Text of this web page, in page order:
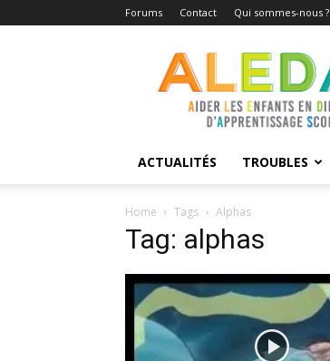
Forums Contact Qui sommes-nous ?
Aledas
ACTUALITÉS TROUBLES
Home Tags Alphas
Tag: alphas